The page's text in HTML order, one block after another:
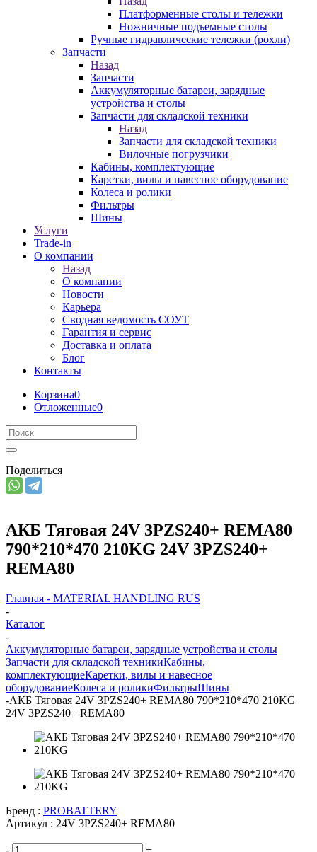
Платформенные столы и тележки
Ножничные подъемные столы
Ручные гидравлические тележки (рохли)
Запчасти
Назад
Запчасти
Аккумуляторные батареи, зарядные
устройства и столы
Запчасти для складской техники
Назад
Запчасти для складской техники
Вилочные погрузчики
Кабины, комплектующие
Каретки, вилы и навесное оборудование
Колеса и ролики
Фильтры
Шины
Услуги
Trade-in
О компании
Назад
О компании
Новости
Карьера
Сводная ведомость СОУТ
Гарантия и сервис
Доставка и оплата
Блог
Контакты
Корзина0
Отложенные0
Поделиться
АКБ Тяговая 24V 3PZS240+ REMA80
790*210*470 210KG 24V 3PZS240+
REMA80
Главная - MATERIAL HANDLING RUS
-
Каталог
-
Аккумуляторные батареи, зарядные устройства и столы
Запчасти для складской техникиКабины,
комплектующиеКаретки, вилы и навесное
оборудованиеКолеса и роликиФильтрыШины
-АКБ Тяговая 24V 3PZS240+ REMA80 790*210*470 210KG
24V 3PZS240+ REMA80
Бренд : PROBATTERY
Артикул : 24V 3PZS240+ REMA80
- +